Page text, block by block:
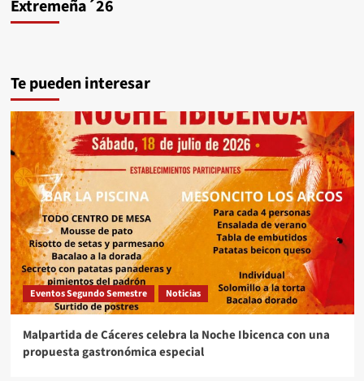
Extremeña´26
Te pueden interesar
Eventos Segundo Semestre Noticias
Malpartida de Cáceres celebra la Noche Ibicenca con una
propuesta gastronómica especial